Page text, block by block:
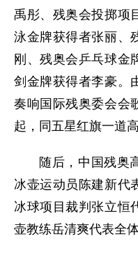
禹彤、残奥会投掷项
泳金牌获得者张丽、
刚、残奥会乒乓球金
剑金牌获得者李豪。
奏响国际残奥委会会
起，同五星红旗一道高
随后，中国残奥
冰壶运动员陈建新代
冰球项目裁判张立恒
壶教练岳清爽代表全